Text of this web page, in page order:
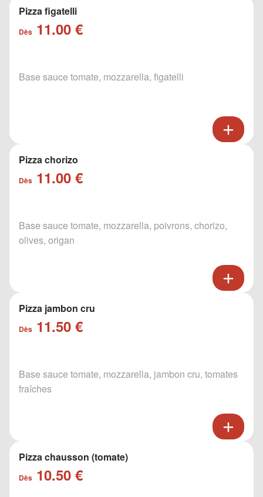
Pizza figatelli
Dès 11.00 €
Base sauce tomate, mozzarella, figatelli
Pizza chorizo
Dès 11.00 €
Base sauce tomate, mozzarella, poivrons, chorizo,
olives, origan
Pizza jambon cru
Dès 11.50 €
Base sauce tomate, mozzarella, jambon cru, tomates
fraîches
Pizza chausson (tomate)
Dès 10.50 €